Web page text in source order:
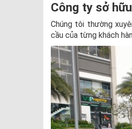
Công ty sở
Chúng tôi thường
cầu của từng khách